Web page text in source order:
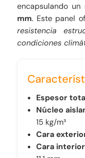
encapsulando
mm. Este panel
resistencia
condiciones
Espesor
Núcleo
15 kg/m³
Cara
Cara